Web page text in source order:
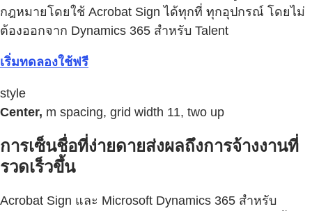
กฎหมายโดยใช้ Acrobat Sign ได้ทุกที่ ทุกอุปกรณ์ โดยไม่
ต้องออกจาก Dynamics 365 สำหรับ Talent
เริ่มทดลองใช้ฟรี
style
Center, m spacing, grid width 11, two up
การเซ็นชื่อที่ง่ายดายส่งผลถึงการจ้างงานที่
รวดเร็วขึ้น
Acrobat Sign และ Microsoft Dynamics 365 สำหรับ